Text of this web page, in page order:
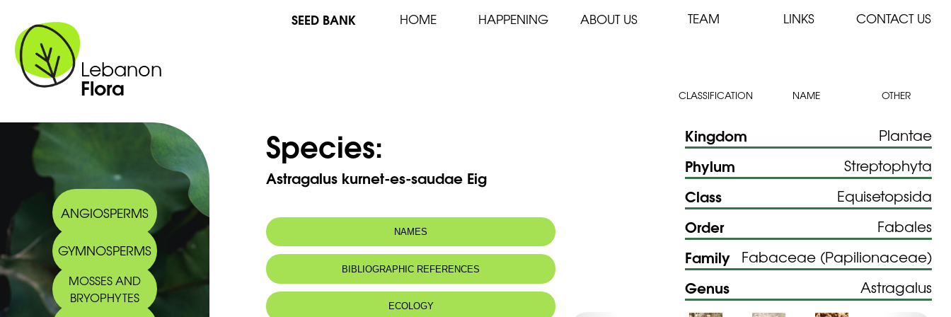
Lebanon
Flora
SEED BANK HOME HAPPENING ABOUT US TEAM LINKS CONTACT US
CLASSIFICATION NAME OTHER
ANGIOSPERMS
GYMNOSPERMS
MOSSES AND
BRYOPHYTES
Species:
Astragalus kurnet-es-saudae Eig
NAMES
Common name: Astragale de Kurnet-es-Saudae
Arabic name: أسطراغالس القرنة ‏السوداء
BIBLIOGRAPHIC REFERENCES
ECOLOGY
Kingdom Plantae
Phylum Streptophyta
Class Equisetopsida
Order Fabales
Family Fabaceae (Papilionaceae)
Genus Astragalus